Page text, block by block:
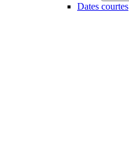
Dates courtes